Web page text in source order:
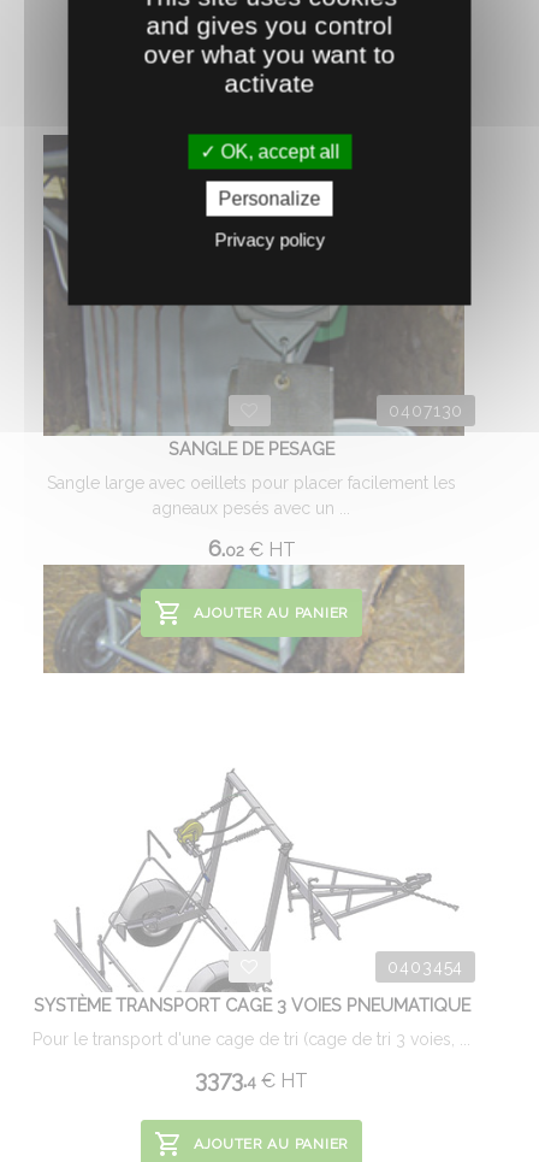
AJOUTER AU PANIER
0407130
SANGLE DE PESAGE
Sangle large avec oeillets pour placer facilement les
agneaux pesés avec un ...
6.02 €HT
AJOUTER AU PANIER
0403454
SYSTÈME TRANSPORT CAGE 3 VOIES PNEUMATIQUE
Pour le transport d'une cage de tri (cage de tri 3 voies, ...
3373.4 € HT
AJOUTER AU PANIER
and gives you control
over what you want to
activate
OK, accept all
Personalize
Privacy policy